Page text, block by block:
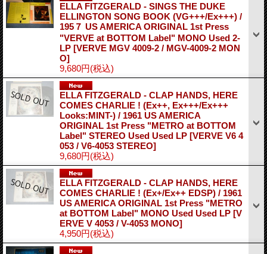
ELLA FITZGERALD - SINGS THE DUKE
ELLINGTON SONG BOOK (VG+++/Ex+++) /
195７ US AMERICA ORIGINAL 1st Press
"VERVE at BOTTOM Label" MONO Used 2-
LP [VERVE MGV 4009-2 / MGV-4009-2 MON
O]
9,680円(税込)
ELLA FITZGERALD - CLAP HANDS, HERE
COMES CHARLIE ! (Ex++, Ex+++/Ex+++
Looks:MINT-) / 1961 US AMERICA
ORIGINAL 1st Press "METRO at BOTTOM
Label" STEREO Used Used LP [VERVE V6 4
053 / V6-4053 STEREO]
9,680円(税込)
ELLA FITZGERALD - CLAP HANDS, HERE
COMES CHARLIE ! (Ex+/Ex++ EDSP) / 1961
US AMERICA ORIGINAL 1st Press "METRO
at BOTTOM Label" MONO Used Used LP [V
ERVE V 4053 / V-4053 MONO]
4,950円(税込)